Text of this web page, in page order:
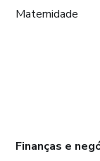
Maternidade
Finanças e